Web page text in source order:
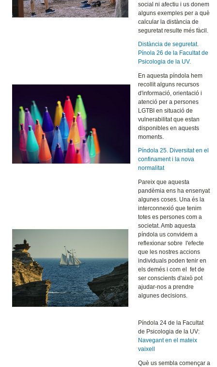
social ni afectiu i us donem
alguns exemples per a què
calcular la distància de
seguretat resulte més fàcil.
Distància de seguretat.
Pínola 26 de la Facultat de
Psicologia de la UV.
En aquesta píndola hem
recollit alguns recursos
d'informació, orientació i
atenció per a persones
LGTBI en situació de
vulnerabilitat que estan
disponibles en aquests
moments.
Píndola 25. Diversitat en el
confinament i la nova
normalitat
Pareix que aquesta
pandèmia ens ha ensenyat
algunes coses. Una és la
interconnexió que tenim
totes es persones com a
societat. Amb aquesta
píndola us convidem a
reflexionar sobre l'efecte
que les nostres accions
individuals poden tenir en
els demés i com el fet de
ser conscients d'això pot
ajudar-nos a prendre
algunes decisions.
Píndola 24 de la Facultat
de Psicologia de la UV:
Navegant en el mateix
vaixell
Què us sembla començar a